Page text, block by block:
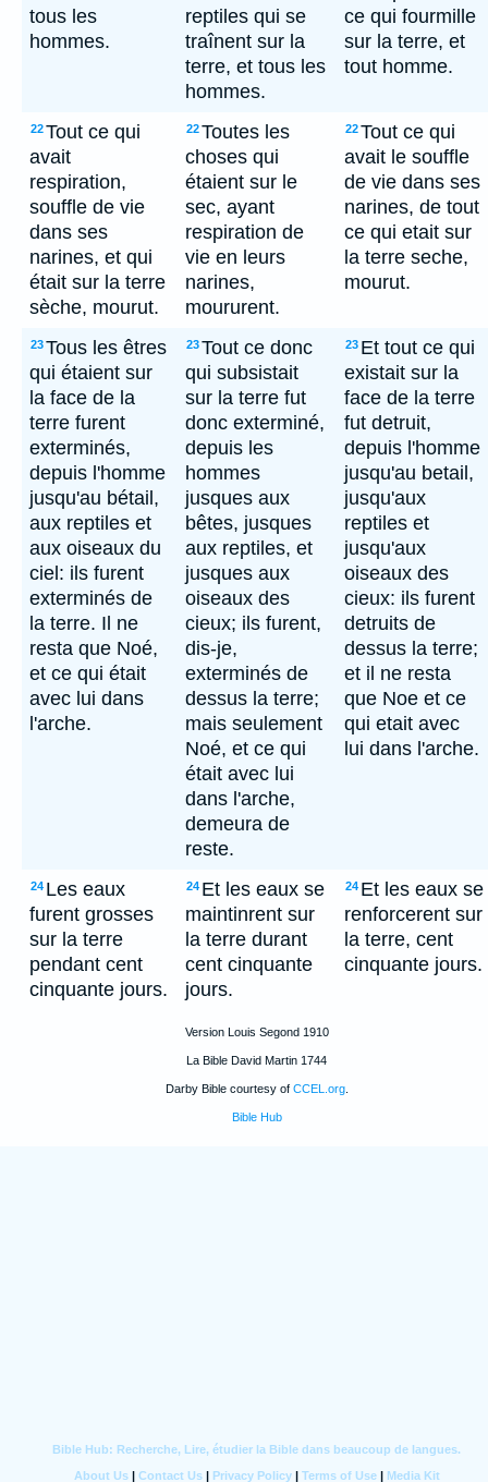
tous les
hommes.
reptiles qui se
traînent sur la
terre, et tous les
hommes.
ce qui fourmille
sur la terre, et
tout homme.
22Tout ce qui
avait
respiration,
souffle de vie
dans ses
narines, et qui
était sur la terre
sèche, mourut.
22Toutes les
choses qui
étaient sur le
sec, ayant
respiration de
vie en leurs
narines,
moururent.
22Tout ce qui
avait le souffle
de vie dans ses
narines, de tout
ce qui etait sur
la terre seche,
mourut.
23Tous les êtres
qui étaient sur
la face de la
terre furent
exterminés,
depuis l'homme
jusqu'au bétail,
aux reptiles et
aux oiseaux du
ciel: ils furent
exterminés de
la terre. Il ne
resta que Noé,
et ce qui était
avec lui dans
l'arche.
23Tout ce donc
qui subsistait
sur la terre fut
donc exterminé,
depuis les
hommes
jusques aux
bêtes, jusques
aux reptiles, et
jusques aux
oiseaux des
cieux; ils furent,
dis-je,
exterminés de
dessus la terre;
mais seulement
Noé, et ce qui
était avec lui
dans l'arche,
demeura de
reste.
23 Et tout ce qui
existait sur la
face de la terre
fut detruit,
depuis l'homme
jusqu'au betail,
jusqu'aux
reptiles et
jusqu'aux
oiseaux des
cieux: ils furent
detruits de
dessus la terre;
et il ne resta
que Noe et ce
qui etait avec
lui dans l'arche.
24 Les eaux
furent grosses
sur la terre
pendant cent
cinquante jours.
24 Et les eaux se
maintinrent sur
la terre durant
cent cinquante
jours.
24 Et les eaux se
renforcerent sur
la terre, cent
cinquante jours.
Version Louis Segond 1910
La Bible David Martin 1744
Darby Bible courtesy of CCEL.org.
Bible Hub